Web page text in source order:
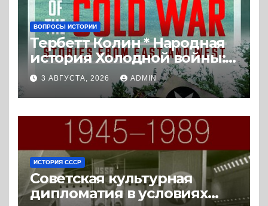
ВОПРОСЫ ИСТОРИИ
Тербетт Колин * Народная
история Холодной войны:
истории с Востока и Запада
(2023) * Реферат книги
3 АВГУСТА, 2026 ADMIN
ИСТОРИЯ СССР
Советская культурная
дипломатия в условиях